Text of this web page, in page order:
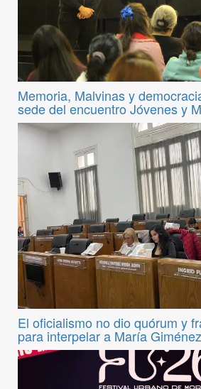
Memoria, Malvinas y
sede del encuentro Jóvenes y
El oficialismo no dio quórum y
para interpelar a María Giménez